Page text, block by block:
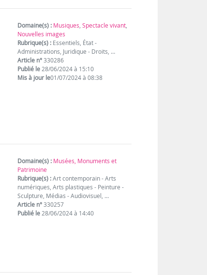
Domaine(s) : Musiques,Spectacle vivant,
Nouvelles images
Rubrique(s) : Essentiels, État -
Administrations, Juridique - Droits, …
Article n°330286
Publié le28/06/2024 à 15:10
Mis à jour le01/07/2024 à 08:38
Domaine(s) : Musées, Monuments et
Patrimoine
Rubrique(s) :Art contemporain - Arts
numériques, Arts plastiques - Peinture -
Sculpture, Médias - Audiovisuel, …
Article n°330257
Publié le28/06/2024 à 14:40